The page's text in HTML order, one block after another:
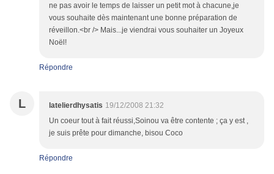
ne pas avoir le temps de laisser un petit mot à chacune,je
vous souhaite dès maintenant une bonne préparation de
réveillon.<br /> Mais...je viendrai vous souhaiter un Joyeux
Noël!
Répondre
L latelierdhysatis 19/12/2008 21:32
Un coeur tout à fait réussi,Soinou va être contente ; ça y est ,
je suis prête pour dimanche, bisou Coco
Répondre